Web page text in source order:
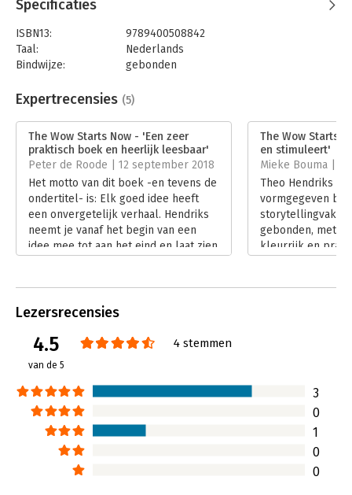
Specificaties
ISBN13:
9789400508842
Taal:
Nederlands
Bindwijze:
gebonden
Uitgever:
AW Bruna
Verschijningsdatum:
Hoofdrubriek: Algemeen management
Communicatie en
media
Expertrecensies (5)
The Wow Starts Now - 'Een zeer
praktisch boek en heerlijk leesbaar'
Peter de Roode | 12 september 2018
Het motto van dit boek -en tevens de
ondertitel- is: Elk goed idee heeft
een onvergetelijk verhaal. Hendriks
neemt je vanaf het begin van een
idee mee tot aan het eind en laat zien
leesbaar.
The Wow Starts
en stimuleert'
Mieke Bouma | 4
Theo Hendriks
vormgegeven
storytellingvak.
gebonden, met
kleurrijk en
Lezersrecensies
4.5
van de 5
4 stemmen
3
0
1
0
0